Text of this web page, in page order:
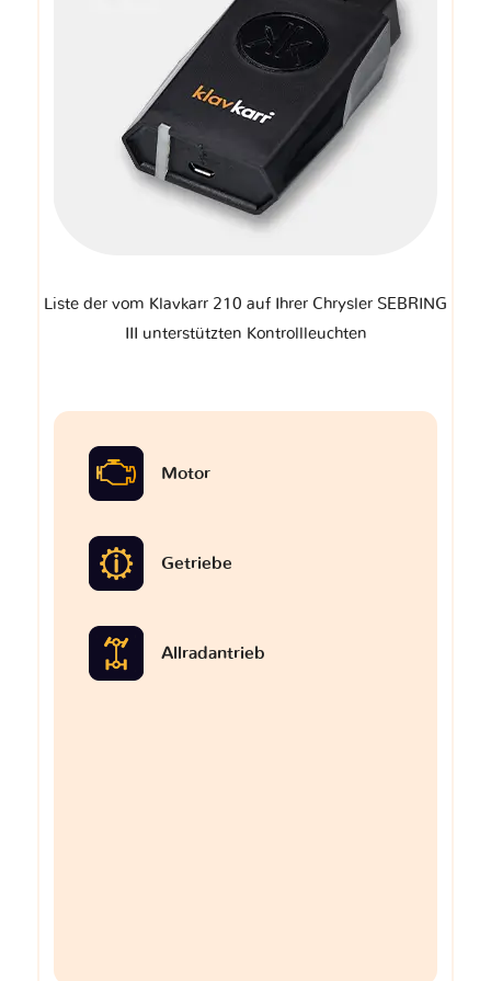
Liste der vom Klavkarr 210 auf Ihrer Chrysler SEBRING
III unterstützten Kontrollleuchten
Motor
Getriebe
Allradantrieb